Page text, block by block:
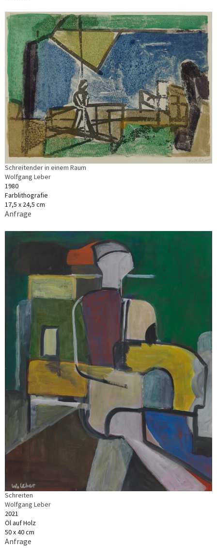
Schreitender in einem Raum
Wolfgang Leber
1980
Farblithografie
17,5 x 24,5 cm
Anfrage
Schreiten
Wolfgang Leber
2021
Öl auf Holz
50 x 40 cm
Anfrage